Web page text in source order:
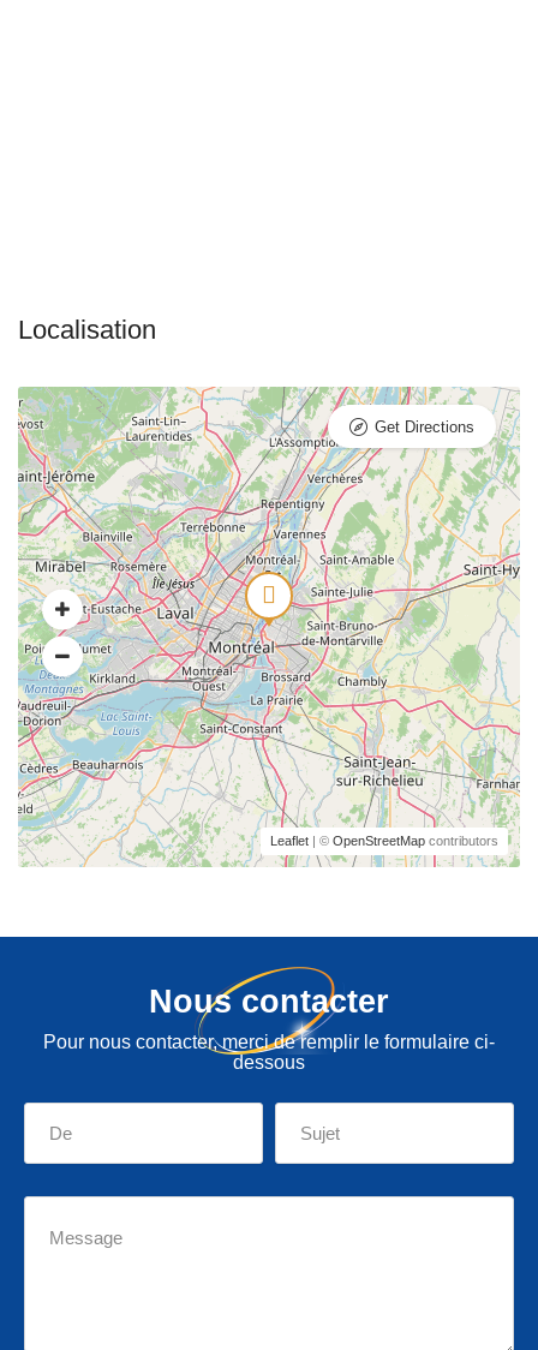
Leaflet | © OpenStreetMap contributors
Get Directions
Nous contacter
Pour nous contacter, merci de remplir le formulaire ci-
dessous